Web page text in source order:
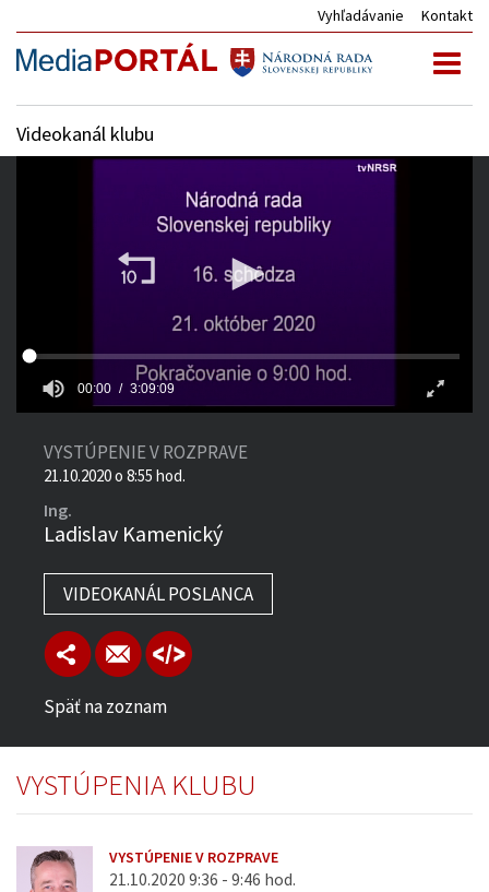
Vyhľadávanie Kontakt
Videokanál klubu
00:00 3:09:09
VYSTÚPENIE V ROZPRAVE
21.10.2020 o 8:55 hod.
Ing.
Ladislav Kamenický
VIDEOKANÁL POSLANCA
Späť na zoznam
VYSTÚPENIA KLUBU
VYSTÚPENIE V ROZPRAVE
21.10.2020 9:36 - 9:46 hod.